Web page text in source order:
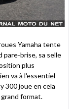
Yamaha tente
pare-brise, sa selle
plus
va à l'essentiel
300 joue en cela
format.